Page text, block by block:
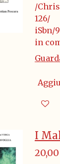
/
126/
iSbn/
in
I